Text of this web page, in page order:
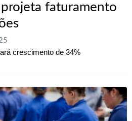
faturamento
crescimento de 34%